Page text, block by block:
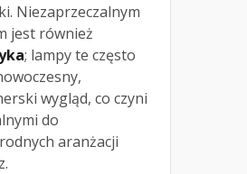
Niezaprzeczalnym
jest również
; lampy te często
wygląd, co czyni
do
aranżacji